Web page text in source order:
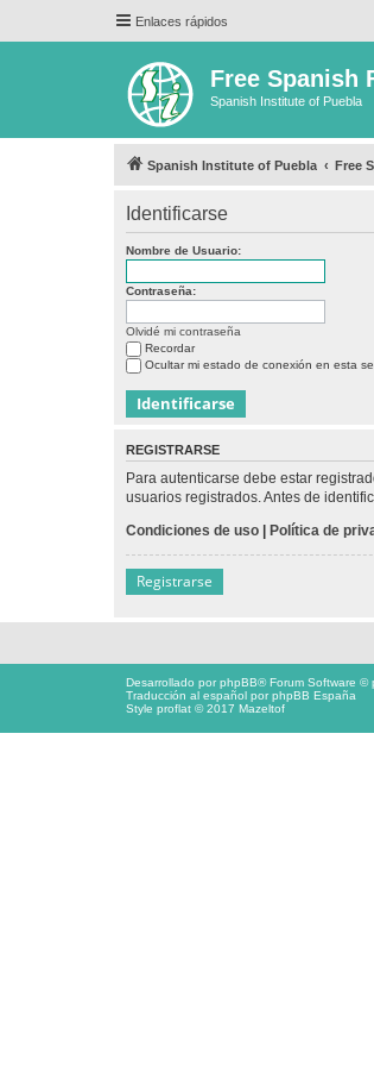
Enlaces rápidos
Free Spanish
Spanish Institute of Puebla
Spanish Institute of Puebla Free
Identificarse
Nombre de Usuario:
Contraseña:
Olvidé mi contraseña
Recordar
Ocultar mi estado de conexión en esta
REGISTRARSE
Para autenticarse debe estar
usuarios registrados. Antes de
Condiciones de uso | Política de
Registrarse
Desarrollado porphpBB® Forum Software ©
Traducción al español porphpBB España
Style proflat © 2017 Mazeltof